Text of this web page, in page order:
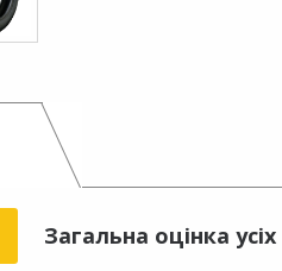
Загальна оцінка